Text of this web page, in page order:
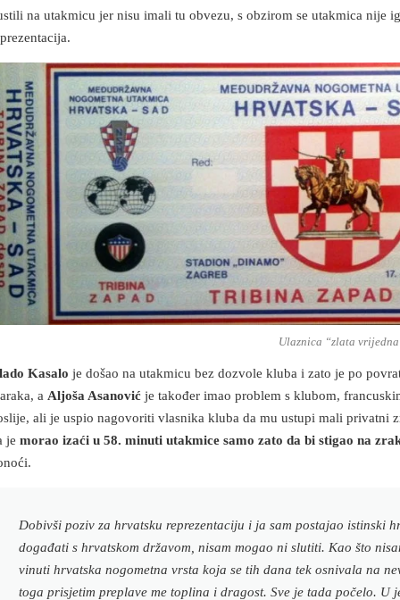
na utakmicu jer nisu imali tu obvezu, s obzirom se utakmica nije
Ulaznica “zlata
Kasalo je došao na utakmicu bez dozvole kluba i zato je po
a Aljoša Asanović je također imao problem s klubom,
ali je uspio nagovoriti vlasnika kluba da mu ustupi mali privatni
je morao izaći u 58. minuti utakmice samo zato da bi stigao na
Dobivši poziv za hrvatsku reprezentaciju i ja sam postajao istinski
događati s hrvatskom državom, nisam mogao ni slutiti. Kao što
vinuti hrvatska nogometna vrsta koja se tih dana tek osnivala na
toga prisjetim preplave me toplina i dragost. Sve je tada počelo. U